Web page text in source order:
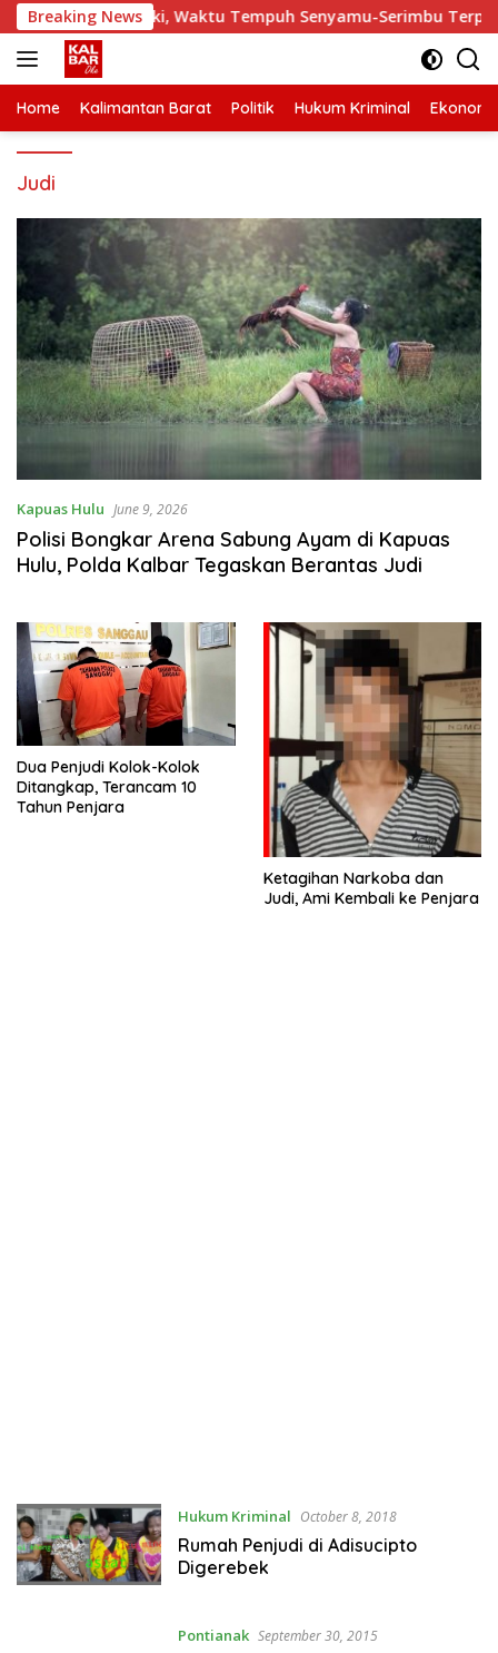
Skip
to
content
Breaking News
Diperbaiki, Waktu Tempuh Senyamu-Serimbu
Home Kalimantan Barat Politik Hukum Kriminal Ekonomi
Judi
Kapuas Hulu June 9, 2026
Polisi Bongkar Arena Sabung Ayam di Kapuas
Hulu, Polda Kalbar Tegaskan Berantas Judi
Dua Penjudi Kolok-Kolok
Ditangkap, Terancam 10
Tahun Penjara
Ketagihan Narkoba dan
Judi, Ami Kembali ke Penjara
Hukum Kriminal October 8, 2018
Rumah Penjudi di Adisucipto
Digerebek
Pontianak September 30, 2015